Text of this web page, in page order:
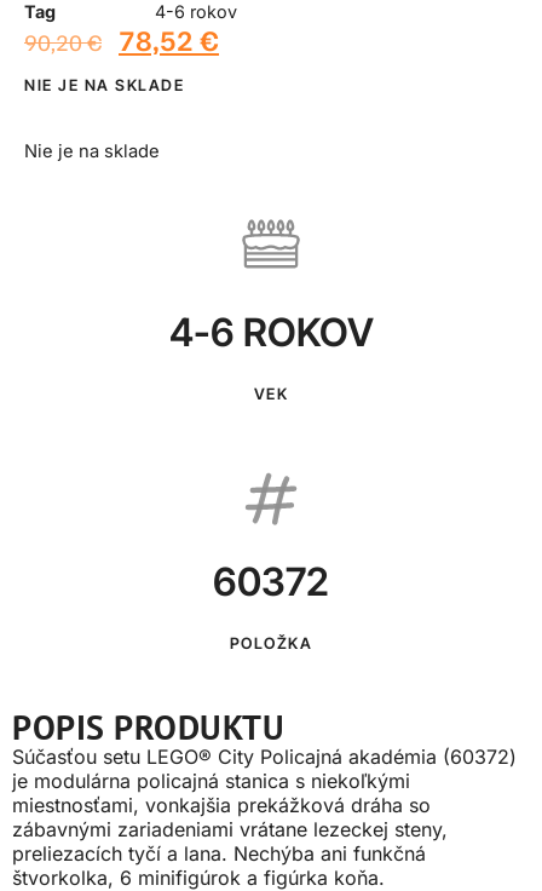
Tag
4-6 rokov
90,20€ 78,52 €
NIE JE NA SKLADE
Nie je na sklade
4-6 ROKOV
VEK
60372
POLOŽKA
POPIS PRODUKTU
Súčasťou setu LEGO® City Policajná akadémia (60372)
je modulárna policajná stanica s niekoľkými
miestnosťami, vonkajšia prekážková dráha so
zábavnými zariadeniami vrátane lezeckej steny,
preliezacích tyčí a lana. Nechýba ani funkčná
štvorkolka, 6 minifigúrok a figúrka koňa.